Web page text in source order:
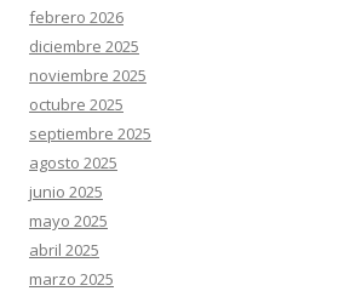
febrero 2026
diciembre 2025
noviembre 2025
octubre 2025
septiembre 2025
agosto 2025
junio 2025
mayo 2025
abril 2025
marzo 2025